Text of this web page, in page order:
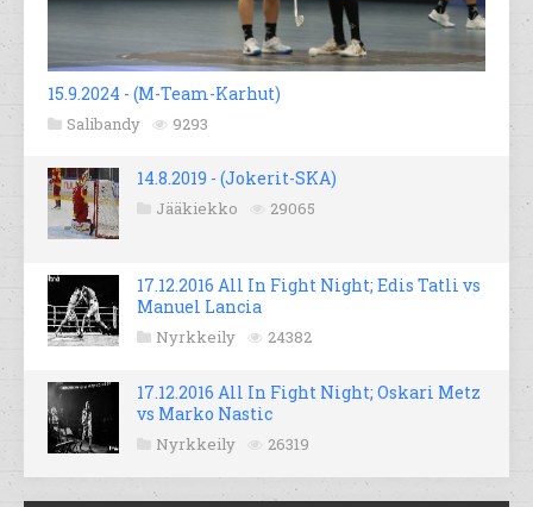
15.9.2024 - (M-Team-Karhut)
Salibandy 9293
14.8.2019 - (Jokerit-SKA)
Jääkiekko 29065
17.12.2016 All In Fight Night; Edis Tatli vs
Manuel Lancia
Nyrkkeily 24382
17.12.2016 All In Fight Night; Oskari Metz
vs Marko Nastic
Nyrkkeily 26319